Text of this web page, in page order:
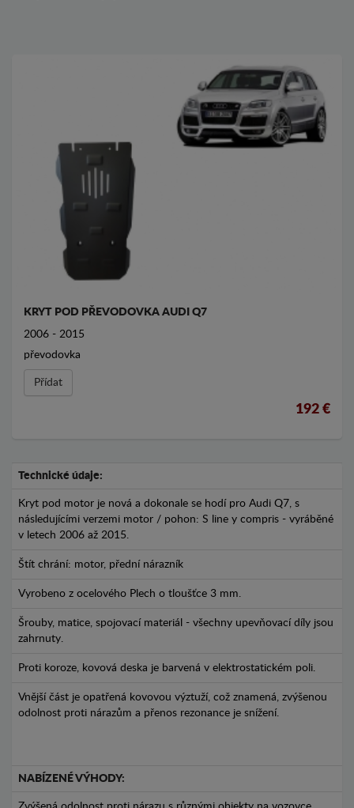
KRYT POD PŘEVODOVKA AUDI Q7
2006 - 2015
převodovka
Přídat
192 €
Technické údaje:
Kryt pod motor je nová a dokonale se hodí pro Audi Q7, s
následujícími verzemi motor / pohon: S line y compris - vyráběné
v letech 2006 až 2015.
Štít chrání: motor, přední nárazník
Vyrobeno z ocelového Plech o tloušťce 3 mm.
Šrouby, matice, spojovací materiál - všechny upevňovací díly jsou
zahrnuty.
Proti koroze, kovová deska je barvená v elektrostatickém poli.
Vnější část je opatřená kovovou výztuží, což znamená, zvýšenou
odolnost proti nárazům a přenos rezonance je snížení.
NABÍZENÉ VÝHODY: